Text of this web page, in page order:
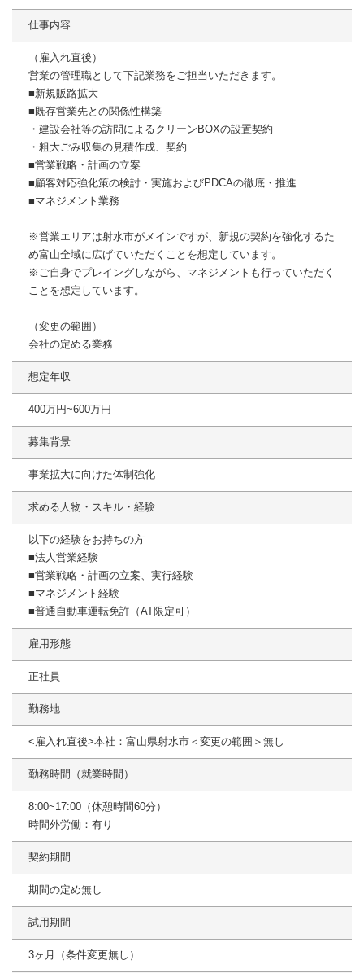
仕事内容
（雇入れ直後）
営業の管理職として下記業務をご担当いただきます。
■新規販路拡大
■既存営業先との関係性構築
・建設会社等の訪問によるクリーンBOXの設置契約
・粗大ごみ収集の見積作成、契約
■営業戦略・計画の立案
■顧客対応強化策の検討・実施およびPDCAの徹底・推進
■マネジメント業務
※営業エリアは射水市がメインですが、新規の契約を強化するた
め富山全域に広げていただくことを想定しています。
※ご自身でプレイングしながら、マネジメントも行っていただく
ことを想定しています。
（変更の範囲）
会社の定める業務
想定年収
400万円~600万円
募集背景
事業拡大に向けた体制強化
求める人物・スキル・経験
以下の経験をお持ちの方
■法人営業経験
■営業戦略・計画の立案、実行経験
■マネジメント経験
■普通自動車運転免許（AT限定可）
雇用形態
正社員
勤務地
<雇入れ直後>本社：富山県射水市＜変更の範囲＞無し
勤務時間（就業時間）
8:00~17:00（休憩時間60分）
時間外労働：有り
契約期間
期間の定め無し
試用期間
3ヶ月（条件変更無し）